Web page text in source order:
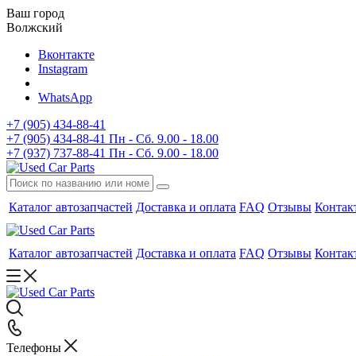
Ваш город
Волжский
Вконтакте
Instagram
WhatsApp
+7 (905) 434-88-41
+7 (905) 434-88-41 Пн - Сб. 9.00 - 18.00
+7 (937) 737-88-41 Пн - Сб. 9.00 - 18.00
Каталог автозапчастей Доставка и оплата FAQ Отзывы
Каталог автозапчастей Доставка и оплата FAQ Отзывы
Телефоны